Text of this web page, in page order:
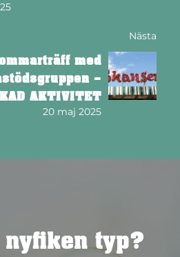
Nästa
med
–
AKTIVITET
20 maj 2025
nyfiken typ?